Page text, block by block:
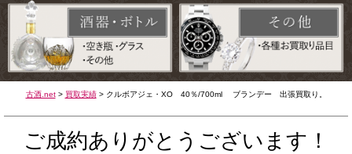
古酒.net> 買取実績> クルボアジェ・XO 40％/700ml ブランデー 出張買取り。
ご成約ありがとうございます！